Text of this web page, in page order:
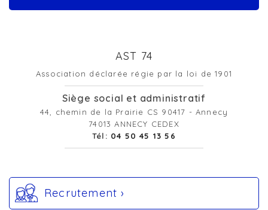
AST 74
Association déclarée régie par la loi de 1901
Siège social et administratif
44, chemin de la Prairie CS 90417 - Annecy
74013 ANNECY CEDEX
Tél: 04 50 45 13 56
Recrutement ›